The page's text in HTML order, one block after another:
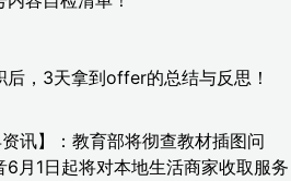
后，3天拿到offer的总结与反思！
资讯】：教育部将彻查教材插图问
6月1日起将对本地生活商家收取服务